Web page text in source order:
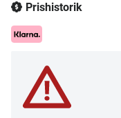
Prishistorik